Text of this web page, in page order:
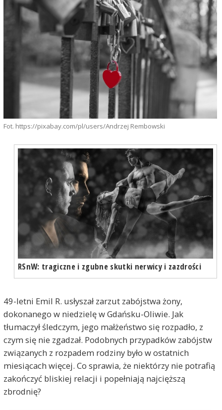
Fot. https://pixabay.com/pl/users/Andrzej Rembowski
RSnW: tragiczne i zgubne skutki nerwicy i zazdrości
49-letni Emil R. usłyszał zarzut zabójstwa żony,
dokonanego w niedzielę w Gdańsku-Oliwie. Jak
tłumaczył śledczym, jego małżeństwo się rozpadło, z
czym się nie zgadzał. Podobnych przypadków zabójstw
związanych z rozpadem rodziny było w ostatnich
miesiącach więcej. Co sprawia, że niektórzy nie potrafią
zakończyć bliskiej relacji i popełniają najcięższą
zbrodnię?